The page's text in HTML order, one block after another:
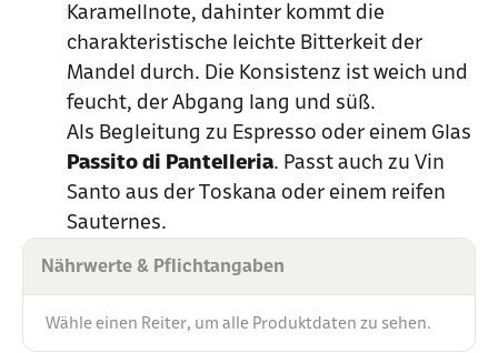
Karamellnote, dahinter kommt die
charakteristische leichte Bitterkeit der
Mandel durch. Die Konsistenz ist weich und
feucht, der Abgang lang und süß.
Als Begleitung zu Espresso oder einem Glas
Passito di Pantelleria. Passt auch zu Vin
Santo aus der Toskana oder einem reifen
Sauternes.
Nährwerte & Pflichtangaben
Wähle einen Reiter, um alle Produktdaten zu sehen.